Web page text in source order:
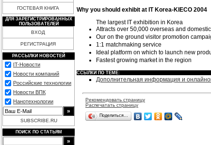
ГОСТЕВАЯ КНИГА
ДЛЯ ЗАРЕГИСТРИРОВАННЫХ
ПОЛЬЗОВАТЕЛЕЙ
ВХОД
РЕГИСТРАЦИЯ
РАССЫЛКИ НОВОСТЕЙ
IT-Новости
Новости компаний
Российские технологии
Новости ВПК
Нанотехнологии
SUBSCRIBE.RU
ПОИСК ПО СТАТЬЯМ
Why you should exhibit at IT Korea-KIECO 2004
The largest IT exhibition in Korea
Attracts over 50,000 overseas and
Our on the ground visitor promotion
1:1 matchmaking service
Ideal platform on which to launch new
Fastest growing market in the region
ССЫЛКИ ПО ТЕМЕ:
Дополнительная информация и
Рекомендовать страницу
Распечатать страницу
Поделиться…